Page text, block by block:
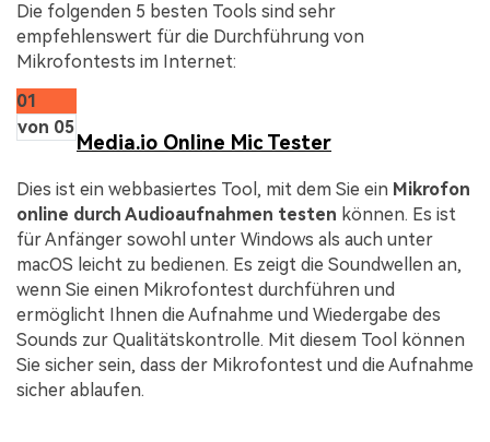
Die folgenden 5 besten Tools sind sehr
empfehlenswert für die Durchführung von
Mikrofontests im Internet:
01
von 05
Media.io Online Mic Tester
Dies ist ein webbasiertes Tool, mit dem Sie ein Mikrofon
online durch Audioaufnahmen testen können. Es ist
für Anfänger sowohl unter Windows als auch unter
macOS leicht zu bedienen. Es zeigt die Soundwellen an,
wenn Sie einen Mikrofontest durchführen und
ermöglicht Ihnen die Aufnahme und Wiedergabe des
Sounds zur Qualitätskontrolle. Mit diesem Tool können
Sie sicher sein, dass der Mikrofontest und die Aufnahme
sicher ablaufen.